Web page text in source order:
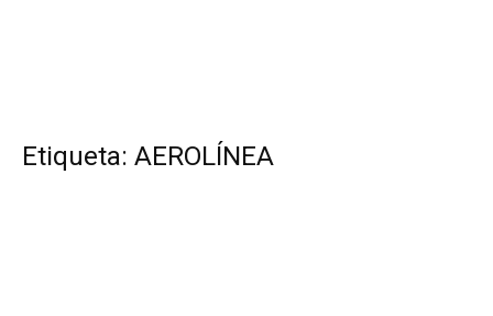
Etiqueta: AEROLÍNEA